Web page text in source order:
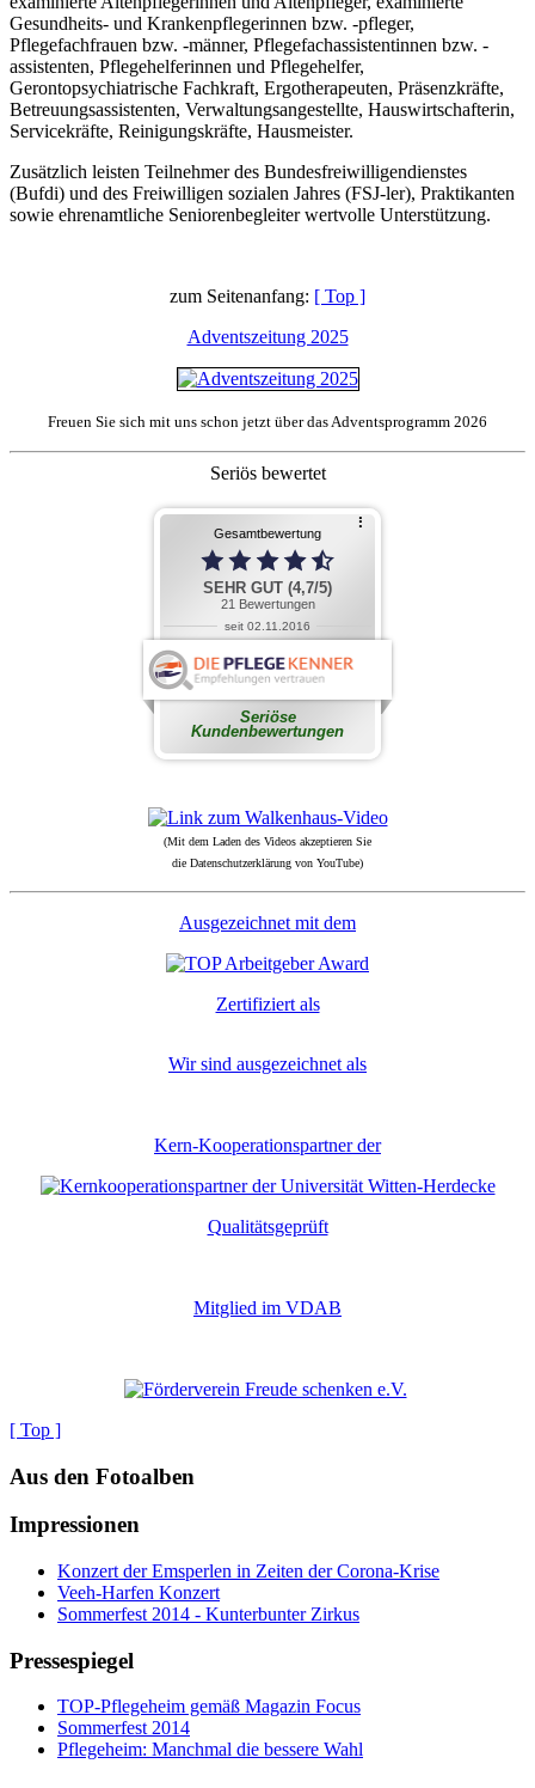
Gesundheits- und Krankenpflegerinnen bzw. -pfleger,
Pflegefachfrauen bzw. -männer, Pflegefachassistentinnen bzw. -
assistenten, Pflegehelferinnen und Pflegehelfer,
Gerontopsychiatrische Fachkraft, Ergotherapeuten, Präsenzkräfte,
Betreuungsassistenten, Verwaltungsangestellte, Hauswirtschafterin,
Servicekräfte, Reinigungskräfte, Hausmeister.
Zusätzlich leisten Teilnehmer des Bundesfreiwilligendienstes
(Bufdi) und des Freiwilligen sozialen Jahres (FSJ-ler), Praktikanten
sowie ehrenamtliche Seniorenbegleiter wertvolle Unterstützung.
zum Seitenanfang: [ Top ]
Adventszeitung 2025
Freuen Sie sich mit uns schon jetzt über das Adventsprogramm 2026
Seriös bewertet
(Mit dem Laden des Videos akzeptieren Sie
die Datenschutzerklärung von YouTube)
Ausgezeichnet mit dem
Zertifiziert als
Wir sind ausgezeichnet als
Kern-Kooperationspartner der
Qualitätsgeprüft
Mitglied im VDAB
[ Top ]
Aus den Fotoalben
Impressionen
Konzert der Emsperlen in Zeiten der Corona-Krise
Veeh-Harfen Konzert
Sommerfest 2014 - Kunterbunter Zirkus
Pressespiegel
TOP-Pflegeheim gemäß Magazin Focus
Sommerfest 2014
Pflegeheim: Manchmal die bessere Wahl